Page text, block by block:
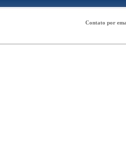
Contato por